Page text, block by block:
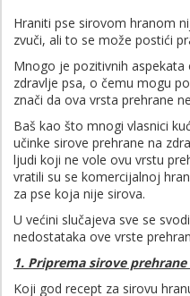
Hraniti pse sirovom hranom
zvuči, ali to se može postići
Mnogo je pozitivnih
zdravlje psa, o čemu mogu
znači da ova vrsta prehrane
Baš kao što mnogi vlasnici
učinke sirove prehrane na
ljudi koji ne vole ovu vrstu
vratili su se komercijalnoj
za pse koja nije sirova.
U većini slučajeva sve se
nedostataka ove vrste
1. Priprema sirove
Koji god recept za sirovu